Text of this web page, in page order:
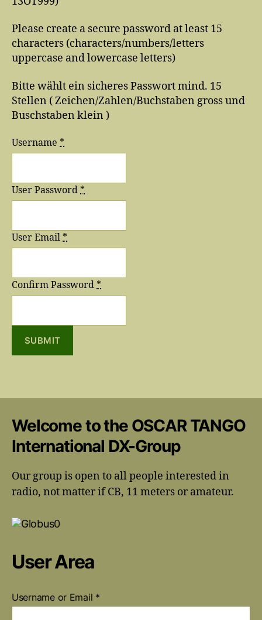
Please create a secure password at least 15
characters (characters/numbers/letters
uppercase and lowercase letters)
Bitte wählt ein sicheres Passwort mind. 15
Stellen ( Zeichen/Zahlen/Buchstaben gross und
Buschstaben klein )
Username *
User Password *
User Email *
Confirm Password *
SUBMIT
Welcome to the OSCAR TANGO
International DX-Group
Our group is open to all people interested in
radio, not matter if CB, 11 meters or amateur.
User Area
Username or Email *